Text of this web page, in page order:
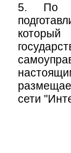
5. По
который
сети